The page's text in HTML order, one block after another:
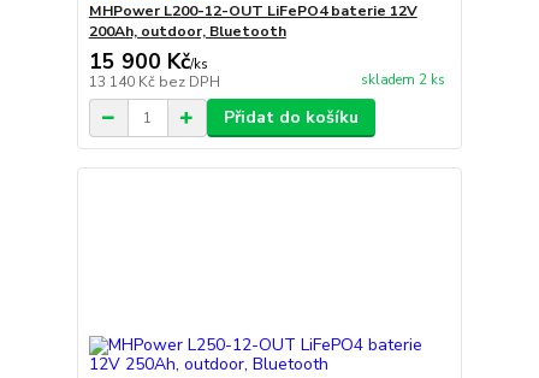
MHPower L200-12-OUT LiFePO4 baterie 12V
200Ah, outdoor, Bluetooth
15 900 Kč/ks
13 140 Kč bez DPH skladem 2 ks
Přidat do košíku